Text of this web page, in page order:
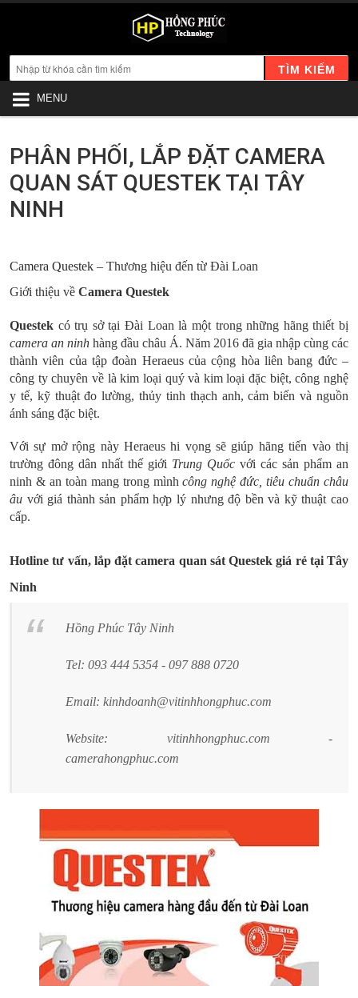
TÌM KIẾM
MENU
PHÂN PHỐI, LẮP ĐẶT CAMERA
QUAN SÁT QUESTEK TẠI TÂY
NINH
Camera Questek – Thương hiệu đến từ Đài Loan
Giới thiệu về Camera Questek
Questek có trụ sở tại Đài Loan là một trong những hãng thiết bị
camera an ninh hàng đầu châu Á. Năm 2016 đã gia nhập cùng các
thành viên của tập đoàn Heraeus của cộng hòa liên bang đức –
công ty chuyên về là kim loại quý và kim loại đặc biệt, công nghệ
y tế, kỹ thuật đo lường, thủy tinh thạch anh, cảm biến và nguồn
ánh sáng đặc biệt.
Với sự mở rộng này Heraeus hi vọng sẽ giúp hãng tiến vào thị
trường đông dân nhất thế giới Trung Quốc với các sản phẩm an
ninh & an toàn mang trong mìnhcông nghệ đức, tiêu chuẩn châu
âu với giá thành sản phẩm hợp lý nhưng độ bền và kỹ thuật cao
cấp.
Hotline tư vấn, lắp đặt camera quan sát Questek giá rẻ tại Tây
Ninh
Hồng Phúc Tây Ninh
Tel: 093 444 5354 - 097 888 0720
Email: kinhdoanh@vitinhhongphuc.com
Website: vitinhhongphuc.com -
camerahongphuc.com